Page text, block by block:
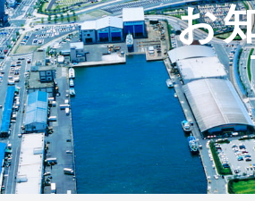
〒992-0044
山形県米沢市春日四丁目2-75
0238-24-2525
営業時間 9:00～18:00
テレビ スマホ
テレビ
〒960-8252
福島県福島市御山字一本松17-1-1
0120-173-577
営業時間 9:15～18:00
お